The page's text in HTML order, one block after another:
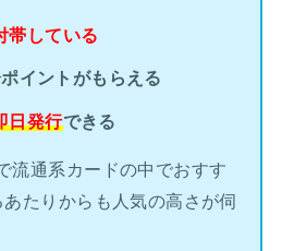
帯している
イントがもらえる
日発行できる
流通系カードの中でおすす
たりからも人気の高さが伺